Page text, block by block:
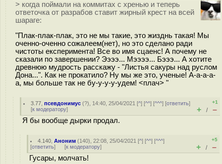
> когда поймали на коммитах с хренью и теперь
ответочка от разрабов ставит жирный крест на всей
шараге:
"Плак-плак-плак, это не мы такие, это жизднь такая! Мы
оченно-оченно сожалеем(нет), но это сделано ради
чистоты експеримента! Все во имя сцаенс! А почему не
сказали по завершении? Ээээ... Мээээ... Бэээ... А хотите
древнюю мудрость расскажу - "Листья сакуры над руслом
Дона...". Как не прокатило? Ну мы же это, ученые! А-а-а-а-
а, мы больше так не бу-у-у-у-удем! <плач> "
3.77 ,псевдонимус (?), 14:40, 25/04/2021 [^] [^^] [^^^] [ответить]
[к модератору]
+1
+ / –
Я бы вообще дырки продал.
4.140 ,Аноним (140), 22:08, 25/04/2021 [^] [^^] [^^^]
[ответить] [к модератору]
+5
+ / –
Гусары, молчать!